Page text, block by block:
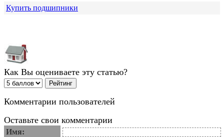
Купить подшипники
Как Вы оцениваете эту статью?
Комментарии пользователей
Оставьте свои комментарии
Имя: